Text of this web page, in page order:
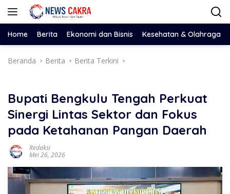
Langsung
Home Berita Ekonomi dan Bisnis Kesehatan & Olahraga
Beranda Berita Berita Terkini
Bupati Bengkulu Tengah Perkuat
Sinergi Lintas Sektor dan Fokus
pada Ketahanan Pangan Daerah
Redaksi
Mei 26, 2026